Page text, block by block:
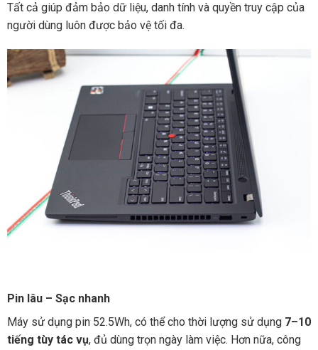
Tất cả giúp đảm bảo dữ liệu, danh tính và quyền truy cập của
người dùng luôn được bảo vệ tối đa.
Pin lâu – Sạc nhanh
Máy sử dụng pin 52.5Wh, có thể cho thời lượng sử dụng 7–10
tiếng tùy tác vụ, đủ dùng trọn ngày làm việc. Hơn nữa, công